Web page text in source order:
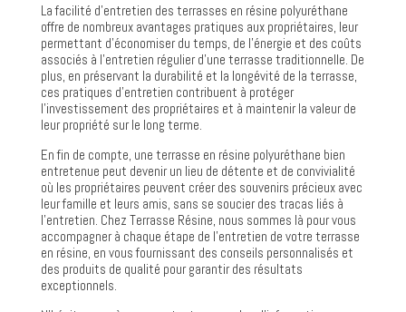
La facilité d’entretien des terrasses en résine polyuréthane
offre de nombreux avantages pratiques aux propriétaires, leur
permettant d’économiser du temps, de l’énergie et des coûts
associés à l’entretien régulier d’une terrasse traditionnelle. De
plus, en préservant la durabilité et la longévité de la terrasse,
ces pratiques d’entretien contribuent à protéger
l’investissement des propriétaires et à maintenir la valeur de
leur propriété sur le long terme.
En fin de compte, une terrasse en résine polyuréthane bien
entretenue peut devenir un lieu de détente et de convivialité
où les propriétaires peuvent créer des souvenirs précieux avec
leur famille et leurs amis, sans se soucier des tracas liés à
l’entretien. Chez Terrasse Résine, nous sommes là pour vous
accompagner à chaque étape de l’entretien de votre terrasse
en résine, en vous fournissant des conseils personnalisés et
des produits de qualité pour garantir des résultats
exceptionnels.